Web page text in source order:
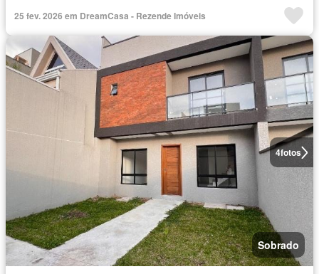
25 fev. 2026 em DreamCasa - Rezende Imóveis
4fotos
Sobrado